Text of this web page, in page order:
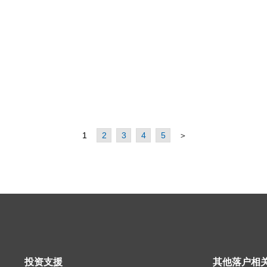
1 2 3 4 5 ＞
投资支援 其他落户相